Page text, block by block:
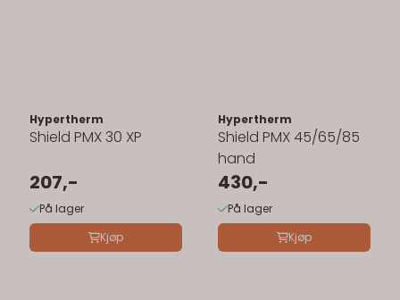
Hypertherm
Shield PMX 30 XP
207,-
På lager
Kjøp
Hypertherm
Shield PMX 45/65/85
hand
430,-
På lager
Kjøp